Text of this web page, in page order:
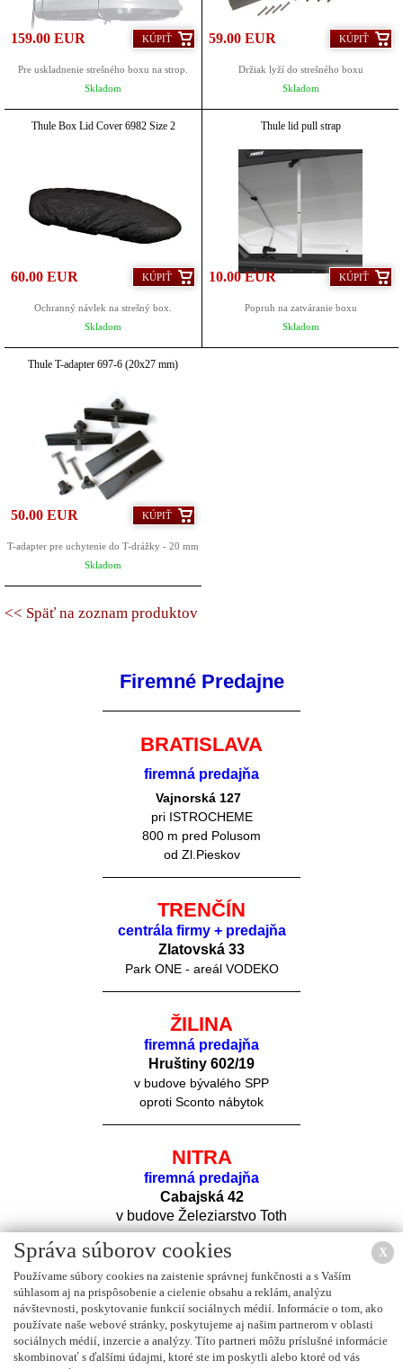
159.00 EUR KÚPIŤ
Pre uskladnenie strešného boxu na strop.
Skladom
59.00 EUR KÚPIŤ
Držiak lyží do strešného boxu
Skladom
Thule Box Lid Cover 6982 Size 2
60.00 EUR KÚPIŤ
Ochranný návlek na strešný box.
Skladom
Thule lid pull strap
10.00 EUR KÚPIŤ
Popruh na zatváranie boxu
Skladom
Thule T-adapter 697-6 (20x27 mm)
50.00 EUR KÚPIŤ
T-adapter pre uchytenie do T-drážky - 20 mm
Skladom
<< Späť na zoznam produktov
Firemné Predajne
BRATISLAVA
firemná predajňa
Vajnorská 127
pri ISTROCHEME
800 m pred Polusom
od Zl.Pieskov
TRENČÍN
centrála firmy + predajňa
Zlatovská 33
Park ONE - areál VODEKO
ŽILINA
firemná predajňa
Hruštiny 602/19
v budove bývalého SPP
oproti Sconto nábytok
NITRA
firemná predajňa
Cabajská 42
v budove Železiarstvo Toth
Nájdete nás naFACEBOOKu
X
Správa súborov cookies
Používame súbory cookies na zaistenie správnej funkčnosti a s Vaším
súhlasom aj na prispôsobenie a cielenie obsahu a reklám, analýzu
návštevnosti, poskytovanie funkcií sociálnych médií. Informácie o tom, ako
používate naše webové stránky, poskytujeme aj našim partnerom v oblasti
sociálnych médií, inzercie a analýzy. Títo partneri môžu príslušné informácie
skombinovať s ďalšími údajmi, ktoré ste im poskytli alebo ktoré od vás